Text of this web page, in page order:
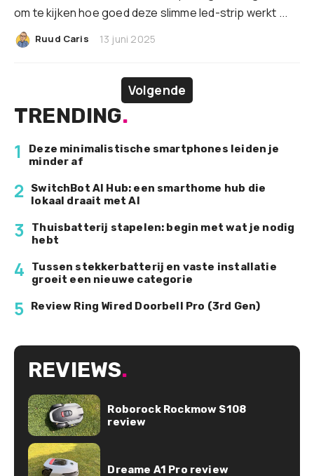
om te kijken hoe goed deze slimme led-strip werkt ...
Ruud Caris 13 juni 2025
Volgende
TRENDING.
1
Deze minimalistische smartphones leiden je
minder af
2
SwitchBot AI Hub: een smarthome hub die
lokaal draait met AI
3
Thuisbatterij stapelen: begin met wat je nodig
hebt
4
Tussen stekkerbatterij en vaste installatie
groeit een nieuwe categorie
5 Review Ring Wired Doorbell Pro (3rd Gen)
REVIEWS.
Roborock Rockmow S108
review
Dreame A1 Pro review